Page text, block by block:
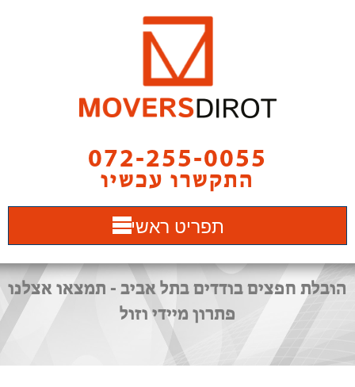
072-255-0055
התקשרו עכשיו
תפריט ראשי
הובלת חפצים בודדים בתל אביב - תמצאו אצלנו
פתרון מיידי וזול